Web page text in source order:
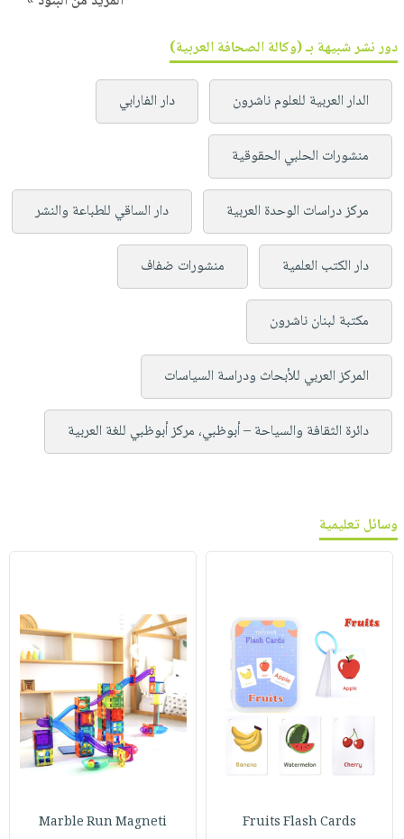
دور نشر شبيهة بـ (وكالة الصحافة العربية)
الدار العربية للعلوم ناشرون دار الفارابي
منشورات الحلبي الحقوقية
مركز دراسات الوحدة العربية دار الساقي للطباعة والنشر
دار الكتب العلمية منشورات ضفاف
مكتبة لبنان ناشرون
المركز العربي للأبحاث ودراسة السياسات
دائرة الثقافة والسياحة – أبوظبي، مركز أبوظبي للغة العربية
وسائل تعليمية
Fruits Flash Cards
Marble Run Magneti